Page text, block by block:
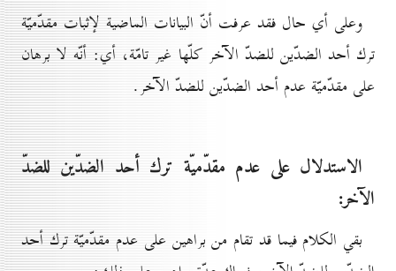
وعلى أي حال فقد عرفت أنّ البيانات الماضية لإثبات مقدّميّة
ترك أحد الضدّين للضدّ الآخر كلّها غير تامّة، أي: أنّه لا برهان
على مقدّميّة عدم أحد الضدّين للضدّ الآخر.
الاستدلال على عدم مقدّميّة ترك أحد الضدّين للضدّ
الآخر:
بقي الكلام فيما قد تقام من براهين على عدم مقدّميّة ترك أحد